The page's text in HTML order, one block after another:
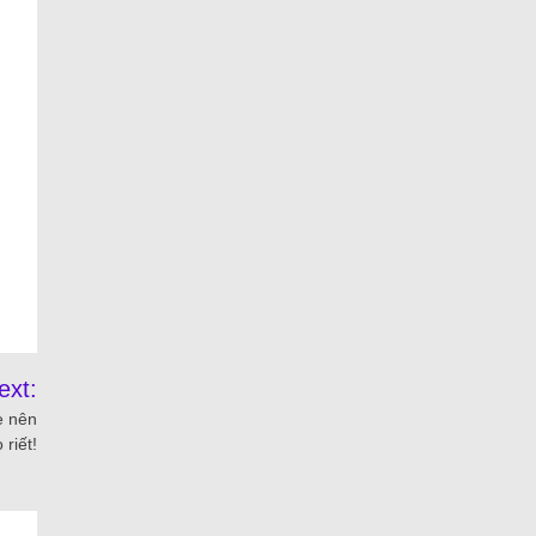
nên
riết!